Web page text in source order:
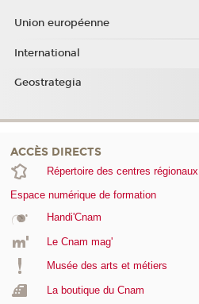
Union européenne
International
Geostrategia
ACCÈS DIRECTS
Répertoire des centres régionaux
Espace numérique de formation
Handi'Cnam
Le Cnam mag'
Musée des arts et métiers
La boutique du Cnam